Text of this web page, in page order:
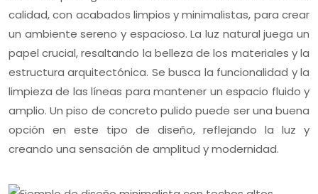
calidad, con acabados limpios y minimalistas, para crear
un ambiente sereno y espacioso. La luz natural juega un
papel crucial, resaltando la belleza de los materiales y la
estructura arquitectónica. Se busca la funcionalidad y la
limpieza de las líneas para mantener un espacio fluido y
amplio. Un piso de concreto pulido puede ser una buena
opción en este tipo de diseño, reflejando la luz y
creando una sensación de amplitud y modernidad.